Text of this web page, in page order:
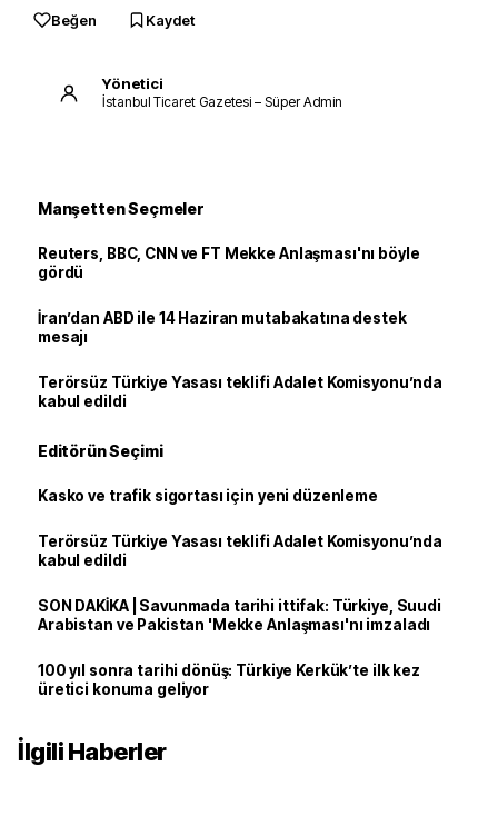
Beğen Kaydet
Yönetici
İstanbul Ticaret Gazetesi – Süper Admin
Manşetten Seçmeler
Reuters, BBC, CNN ve FT Mekke Anlaşması'nı böyle
gördü
İran’dan ABD ile 14 Haziran mutabakatına destek
mesajı
Terörsüz Türkiye Yasası teklifi Adalet Komisyonu’nda
kabul edildi
Editörün Seçimi
Kasko ve trafik sigortası için yeni düzenleme
Terörsüz Türkiye Yasası teklifi Adalet Komisyonu’nda
kabul edildi
SON DAKİKA | Savunmada tarihi ittifak: Türkiye, Suudi
Arabistan ve Pakistan 'Mekke Anlaşması'nı imzaladı
100 yıl sonra tarihi dönüş: Türkiye Kerkük’te ilk kez
üretici konuma geliyor
İlgili Haberler